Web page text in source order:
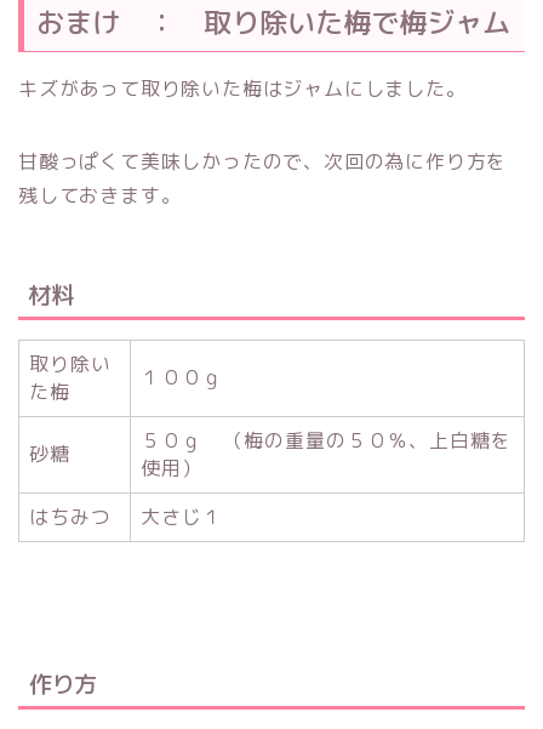
おまけ ： 取り除いた梅で梅ジャム
キズがあって取り除いた梅はジャムにしました。
甘酸っぱくて美味しかったので、次回の為に作り方を
残しておきます。
材料
取り除い
た梅
１００ｇ
砂糖
５０ｇ （梅の重量の５０％、上白糖を
使用）
はちみつ
大さじ１
作り方